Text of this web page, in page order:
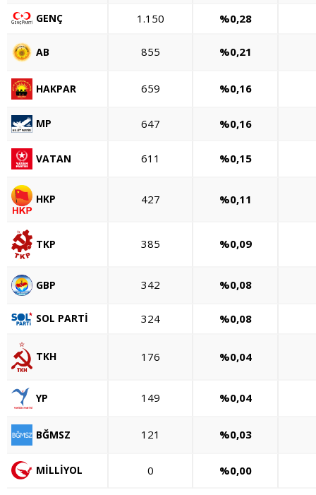
GENÇ 1.150 %0,28
AB 855 %0,21
HAKPAR 659 %0,16
MP 647 %0,16
VATAN 611 %0,15
HKP 427 %0,11
TKP 385 %0,09
GBP 342 %0,08
SOL PARTİ 324 %0,08
TKH 176 %0,04
YP 149 %0,04
BĞMSZ 121 %0,03
MİLLİYOL 0 %0,00